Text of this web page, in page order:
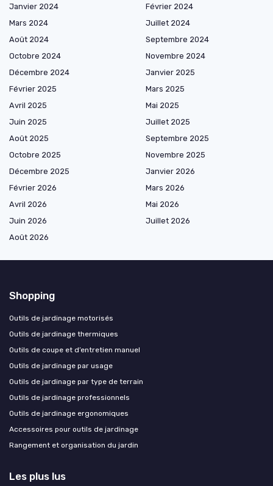
Janvier 2024
Février 2024
Mars 2024
Juillet 2024
Août 2024
Septembre 2024
Octobre 2024
Novembre 2024
Décembre 2024
Janvier 2025
Février 2025
Mars 2025
Avril 2025
Mai 2025
Juin 2025
Juillet 2025
Août 2025
Septembre 2025
Octobre 2025
Novembre 2025
Décembre 2025
Janvier 2026
Février 2026
Mars 2026
Avril 2026
Mai 2026
Juin 2026
Juillet 2026
Août 2026
Shopping
Outils de jardinage motorisés
Outils de jardinage thermiques
Outils de coupe et d’entretien manuel
Outils de jardinage par usage
Outils de jardinage par type de terrain
Outils de jardinage professionnels
Outils de jardinage ergonomiques
Accessoires pour outils de jardinage
Rangement et organisation du jardin
Les plus lus